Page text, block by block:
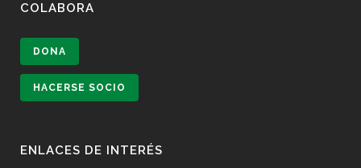
COLABORA
DONA
HACERSE SOCIO
ENLACES DE INTERÉS